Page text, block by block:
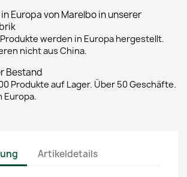
Europa von Marelbo in unserer
werden in Europa hergestellt.
nicht aus China.
Bestand
Produkte auf Lager. Über 50 Geschäfte.
Europa.
Artikeldetails